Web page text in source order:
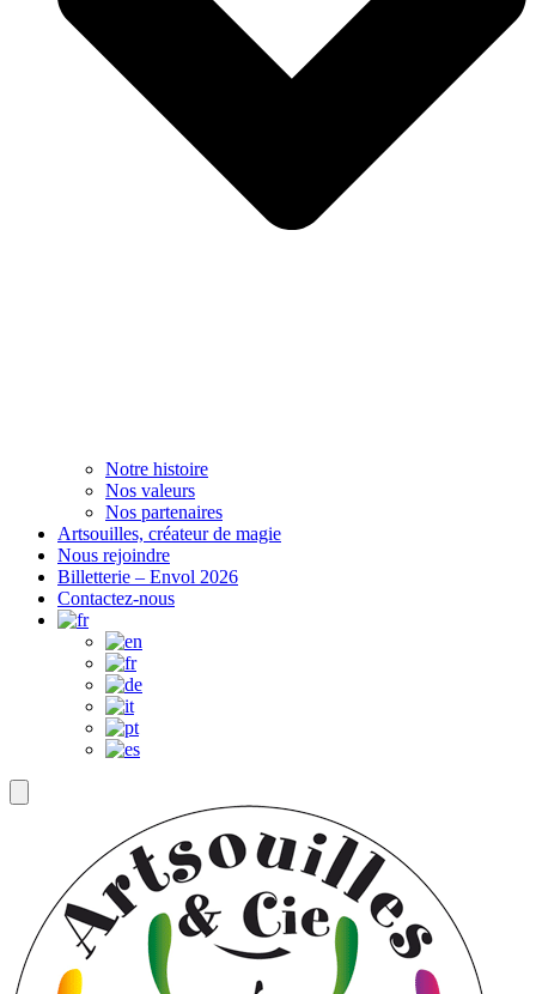
Notre histoire
Nos valeurs
Nos partenaires
Artsouilles, créateur de magie
Nous rejoindre
Billetterie – Envol 2026
Contactez-nous